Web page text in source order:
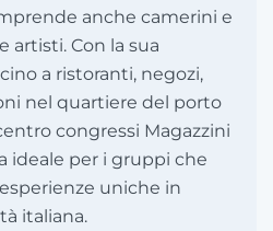
anche camerini e
artisti. Con la sua
a ristoranti, negozi,
nel quartiere del porto
congressi Magazzini
ideale per i gruppi che
uniche in
italiana.